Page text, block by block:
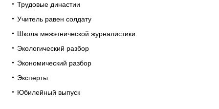
Трудовые династии
Учитель равен солдату
Школа межэтнической журналистики
Экологический разбор
Экономический разбор
Эксперты
Юбилейный выпуск